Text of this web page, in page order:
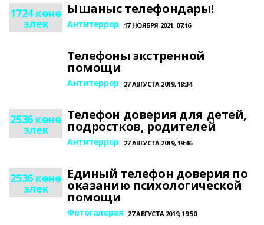
1724 көнө
элек
Ышаныс телефондары!
Антитеррор 17 НОЯБРЯ 2021, 07:16
Телефоны экстренной
помощи
Антитеррор 27 АВГУСТА 2019, 18:34
2536 көнө
элек
Телефон доверия для детей,
подростков, родителей
Антитеррор 27 АВГУСТА 2019, 19:46
2536 көнө
элек
Единый телефон доверия по
оказанию психологической
помощи
Фотогалерея 27 АВГУСТА 2019, 19:50